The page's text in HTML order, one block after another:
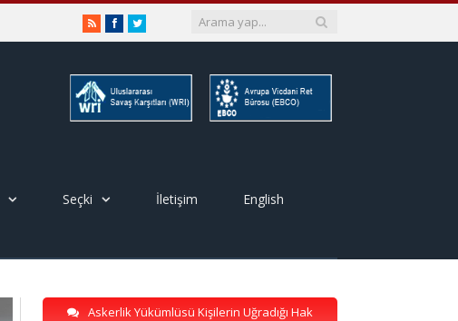
RSSFacebookTwitter
Seçki İletişim English
Askerlik Yükümlüsü Kişilerin Uğradığı Hak